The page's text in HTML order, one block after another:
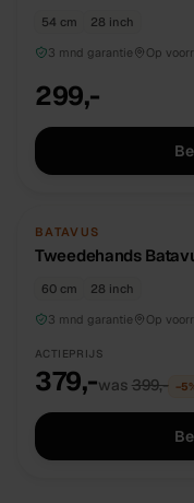
54 cm
28 inch
3 mnd garantie
Op
299,-
TWEEDEHANDS
BATAVUS
Tweedehands
60 cm
28 inch
3 mnd garantie
Op
ACTIEPRIJS
379,-was 399,- −5